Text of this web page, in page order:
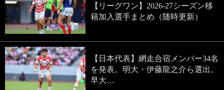
【リーグワン】2026-27シーズン移
籍加入選手まとめ（随時更新）
【日本代表】網走合宿メンバー34名
を発表。明大・伊藤龍之介ら選出。
早大…